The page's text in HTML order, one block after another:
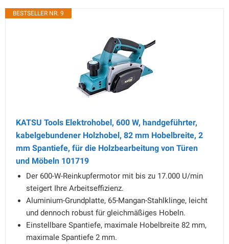
BESTSELLER NR. 9
KATSU Tools Elektrohobel, 600 W, handgeführter,
kabelgebundener Holzhobel, 82 mm Hobelbreite, 2
mm Spantiefe, für die Holzbearbeitung von Türen
und Möbeln 101719
Der 600-W-Reinkupfermotor mit bis zu 17.000 U/min
steigert Ihre Arbeitseffizienz.
Aluminium-Grundplatte, 65-Mangan-Stahlklinge, leicht
und dennoch robust für gleichmäßiges Hobeln.
Einstellbare Spantiefe, maximale Hobelbreite 82 mm,
maximale Spantiefe 2 mm.